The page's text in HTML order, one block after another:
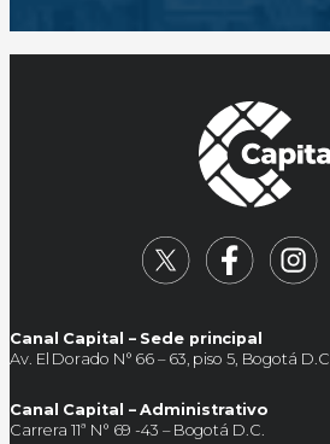
Canal Capital – Sede principal
Av. El Dorado N° 66 – 63, piso 5, Bogotá D.C.
Canal Capital – Administrativo
Carrera 11ª N° 69 -43 – Bogotá D.C.